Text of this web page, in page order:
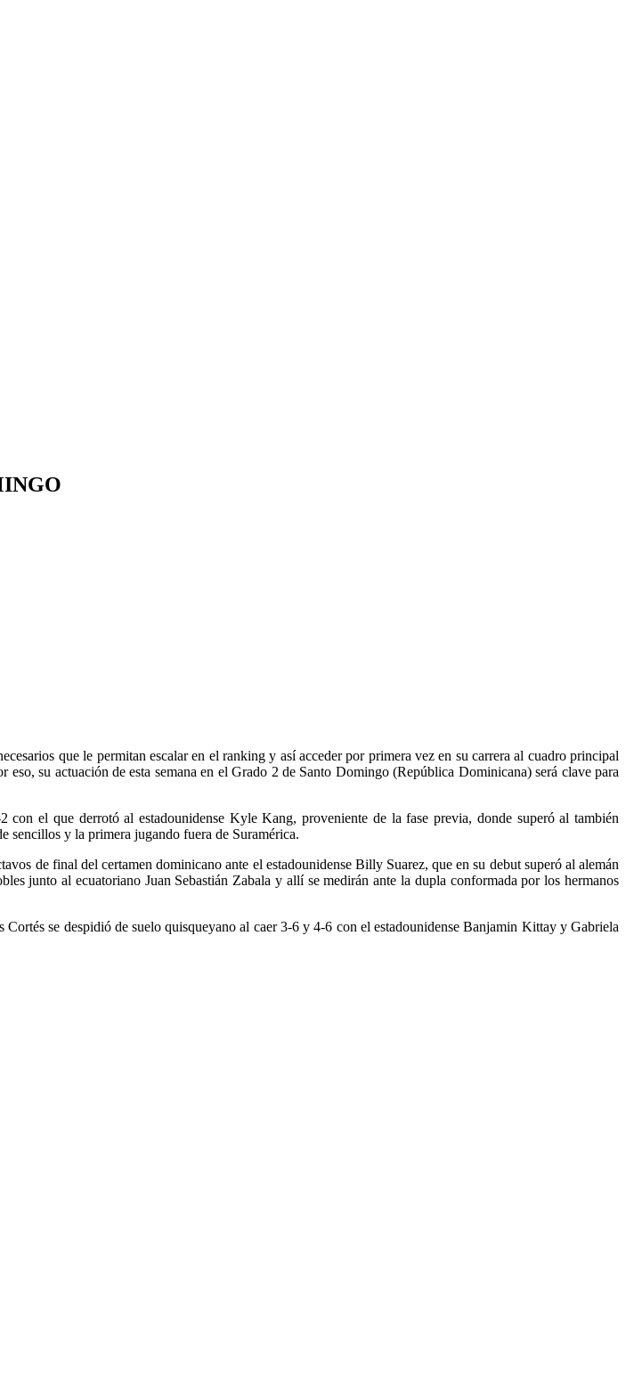
que le permitan escalar en el ranking y así acceder por primera vez en su carrera al cuadro principal
su actuación de esta semana en el Grado 2 de Santo Domingo (República Dominicana) será clave para
el que derrotó al estadounidense Kyle Kang, proveniente de la fase previa, donde superó al también
sencillos y la primera jugando fuera de Suramérica.
de final del certamen dominicano ante el estadounidense Billy Suarez, que en su debut superó al alemán
junto al ecuatoriano Juan Sebastián Zabala y allí se medirán ante la dupla conformada por los hermanos
se despidió de suelo quisqueyano al caer 3-6 y 4-6 con el estadounidense Banjamin Kittay y Gabriela